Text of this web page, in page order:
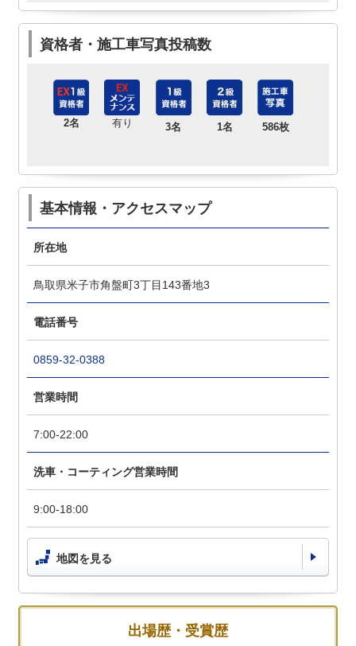
資格者・施工車写真投稿数
2名 有り 3名 1名 586枚
基本情報・アクセスマップ
所在地
鳥取県米子市角盤町3丁目143番地3
電話番号
0859-32-0388
営業時間
7:00-22:00
洗車・コーティング営業時間
9:00-18:00
地図を見る
出場歴・受賞歴